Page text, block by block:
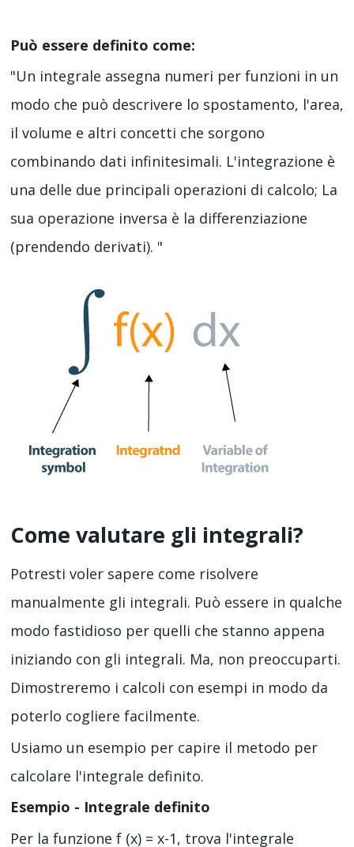
Può essere definito come:
"Un integrale assegna numeri per funzioni in un
modo che può descrivere lo spostamento, l'area,
il volume e altri concetti che sorgono
combinando dati infinitesimali. L'integrazione è
una delle due principali operazioni di calcolo; La
sua operazione inversa è la differenziazione
(prendendo derivati). "
Come valutare gli integrali?
Potresti voler sapere come risolvere
manualmente gli integrali. Può essere in qualche
modo fastidioso per quelli che stanno appena
iniziando con gli integrali. Ma, non preoccuparti.
Dimostreremo i calcoli con esempi in modo da
poterlo cogliere facilmente.
Usiamo un esempio per capire il metodo per
calcolare l'integrale definito.
Esempio - Integrale definito
Per la funzione f (x) = x-1, trova l'integrale